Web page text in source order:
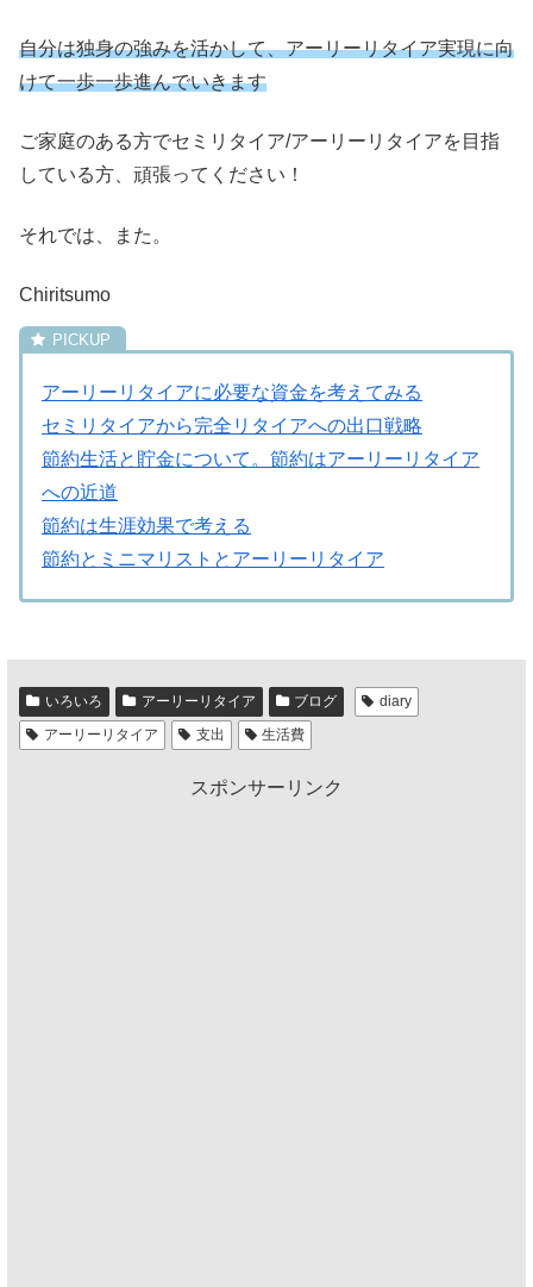
自分は独身の強みを活かして、アーリーリタイア実現に向
けて一歩一歩進んでいきます
ご家庭のある方でセミリタイア/アーリーリタイアを目指
している方、頑張ってください！
それでは、また。
Chiritsumo
アーリーリタイアに必要な資金を考えてみる
セミリタイアから完全リタイアへの出口戦略
節約生活と貯金について。節約はアーリーリタイア
への近道
節約は生涯効果で考える
節約とミニマリストとアーリーリタイア
いろいろ アーリーリタイア ブログ
diary
アーリーリタイア
支出 生活費
スポンサーリンク